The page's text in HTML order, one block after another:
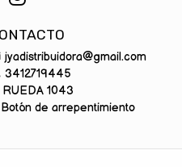
jyadistribuidora@gmail.com
3412719445
RUEDA 1043
de arrepentimiento